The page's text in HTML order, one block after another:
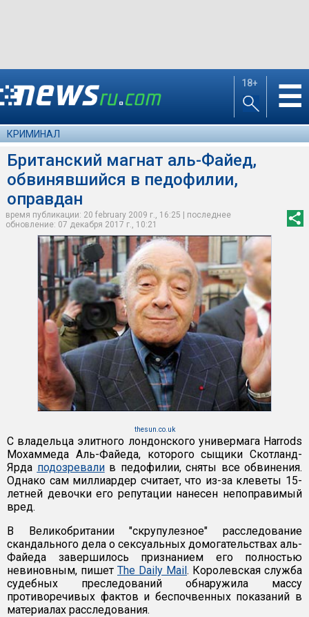
18+ ☰
КРИМИНАЛ
Британский магнат аль-Файед,
обвинявшийся в педофилии,
оправдан
время публикации: 20 february 2009 г., 16:25 | последнее
обновление: 07 декабря 2017 г., 10:21
thesun.co.uk
С владельца элитного лондонского универмага Harrods
Мохаммеда Аль-Файеда, которого сыщики Скотланд-
Ярда подозревалив педофилии, сняты все обвинения.
Однако сам миллиардер считает, что из-за клеветы 15-
летней девочки его репутации нанесен непоправимый
вред.
В Великобритании "скрупулезное" расследование
скандального дела о сексуальных домогательствах аль-
Файеда завершилось признанием его полностью
невиновным, пишет The Daily Mail. Королевская служба
судебных преследований обнаружила массу
противоречивых фактов и беспочвенных показаний в
материалах расследования.